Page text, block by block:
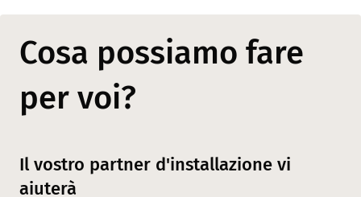
Cosa possiamo fare
per voi?
Il vostro partner d'installazione vi
aiuterà